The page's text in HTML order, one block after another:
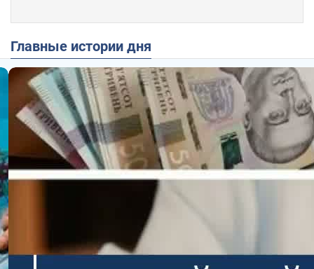
Главные истории дня